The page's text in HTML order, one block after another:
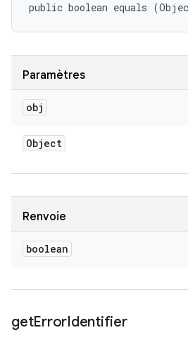
public boolean equals
Paramètres
obj
Object
Renvoie
boolean
getErrorIdentifier